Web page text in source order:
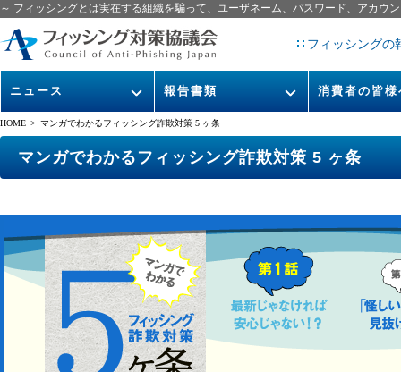
～ フィッシングとは実在する組織を騙って、ユーザネーム、パスワード、アカ
フィッシングの
ニュース
緊急情報
協議会からのお知らせ
報告書類
ガイドライン
フィッシングレポート
協議会WG報告書
消費者の皆様
今すぐできるフ
マンガでわかる
HOME > マンガでわかるフィッシング詐欺対策 5 ヶ条
マンガでわかるフィッシング詐欺対策 5 ヶ条